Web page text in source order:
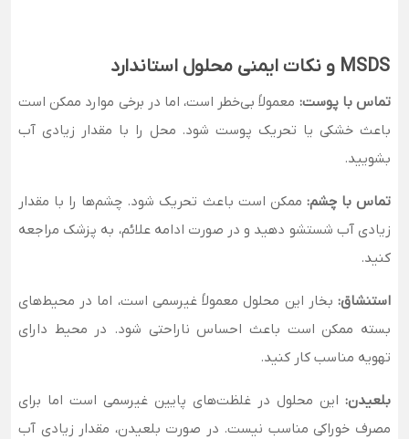
تماس با پوست: معمولاً بی‌خطر است، اما در برخی موارد ممکن است
باعث خشکی یا تحریک پوست شود. محل را با مقدار زیادی آب
بشویید.
تماس با چشم: ممکن است باعث تحریک شود. چشم‌ها را با مقدار
زیادی آب شستشو دهید و در صورت ادامه علائم، به پزشک مراجعه
کنید.
استنشاق: بخار این محلول معمولاً غیرسمی است، اما در محیط‌های
بسته ممکن است باعث احساس ناراحتی شود. در محیط دارای
تهویه مناسب کار کنید.
بلعیدن: این محلول در غلظت‌های پایین غیرسمی است اما برای
مصرف خوراکی مناسب نیست. در صورت بلعیدن، مقدار زیادی آب